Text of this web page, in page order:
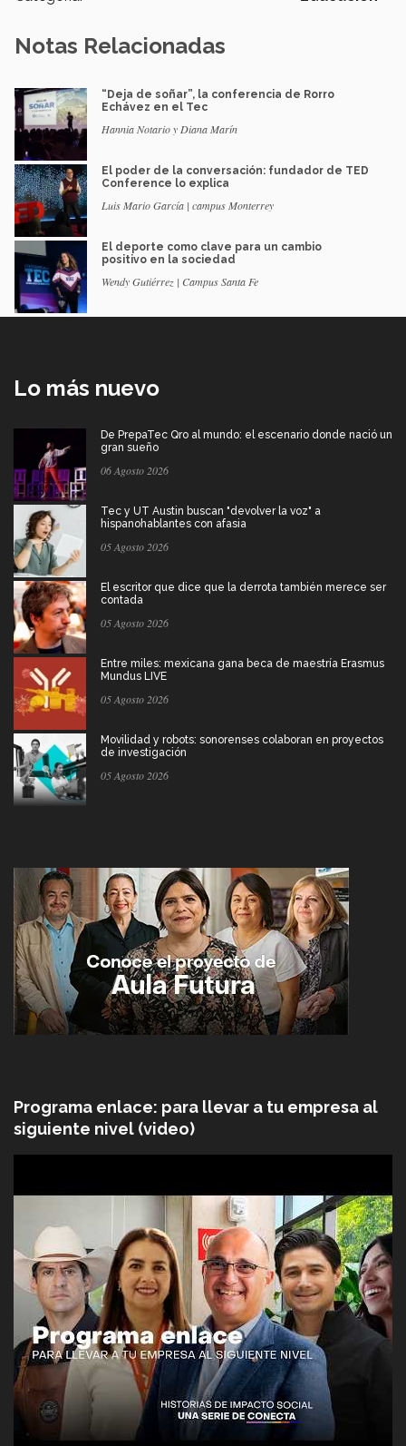
Notas Relacionadas
“Deja de soñar”, la conferencia de Rorro
Echávez en el Tec
Hannia Notario y Diana Marín
El poder de la conversación: fundador de TED
Conference lo explica
Luis Mario García | campus Monterrey
El deporte como clave para un cambio
positivo en la sociedad
Wendy Gutiérrez | Campus Santa Fe
Lo más nuevo
De PrepaTec Qro al mundo: el escenario donde nació un
gran sueño
06 Agosto 2026
Tec y UT Austin buscan "devolver la voz" a
hispanohablantes con afasia
05 Agosto 2026
El escritor que dice que la derrota también merece ser
contada
05 Agosto 2026
Entre miles: mexicana gana beca de maestría Erasmus
Mundus LIVE
05 Agosto 2026
Movilidad y robots: sonorenses colaboran en proyectos
de investigación
05 Agosto 2026
Programa enlace: para llevar a tu empresa al
siguiente nivel (video)